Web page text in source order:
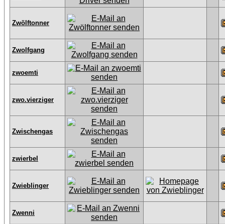
Zwölftonner
Zwolfgang
zwoemti
zwo.vierziger
Zwischengas
zwierbel
Zwieblinger
Zwenni